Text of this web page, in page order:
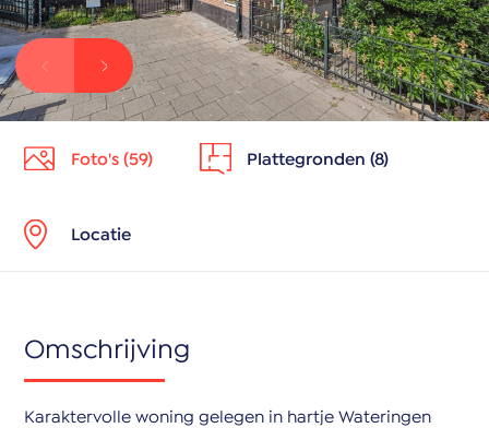
Foto's (59) Plattegronden (8)
Locatie
Omschrijving
Karaktervolle woning gelegen in hartje Wateringen